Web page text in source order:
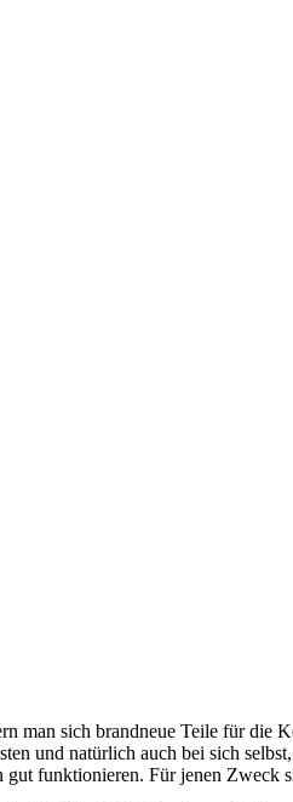
man sich brandneue Teile für die
und natürlich auch bei sich
funktionieren. Für jenen